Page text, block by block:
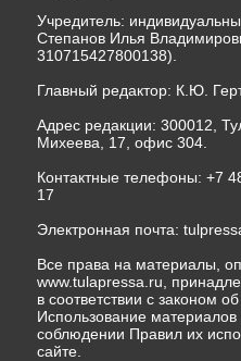
Учредитель:
Степанов Илья
310715427800138).
Главный редактор: К.Ю.
Адрес редакции: 300012,
Михеева, 17, офис 304.
Контактные телефоны: +7
17
Электронная почта:
Все права на материалы,
www.tulapressa.ru,
в соответствии с законом
Использование материалов
соблюдении Правил их
сайте.